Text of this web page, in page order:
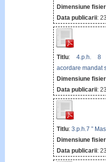
Dimensiune fisier
Data publicarii:
Titlu: 4.p.h. 8
acordare mandat
Dimensiune fisier
Data publicarii:
Titlu: 3.p.h.7 ”
Dimensiune fisier
Data publicarii: